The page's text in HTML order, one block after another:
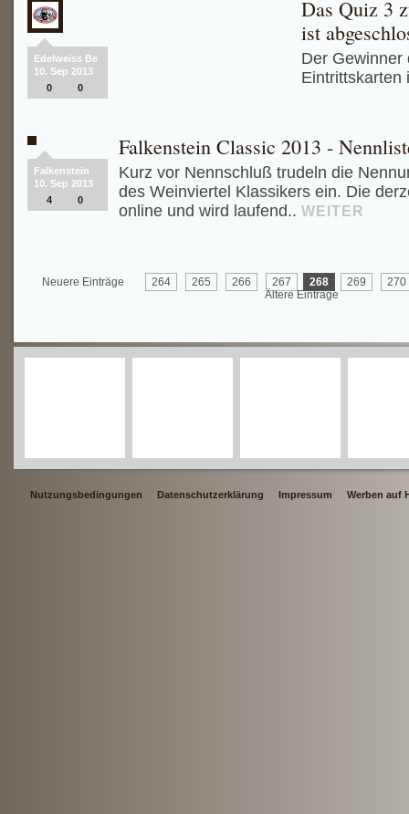
Edelweiss Be
10. Sep 2013
0
0
Das Quiz 3
ist
Der Gewinner
Falkenstein
10. Sep 2013
4
0
Falkenstein Classic 2013 -
Kurz vor Nennschluß trudeln die
des Weinviertel Klassikers ein. Die
online und wird laufend.. WEITER
Neuere Einträge 264 265 266 267 268 269
270
Ältere Einträge
Nutzungsbedingungen Datenschutzerklärung Impressum Werben auf